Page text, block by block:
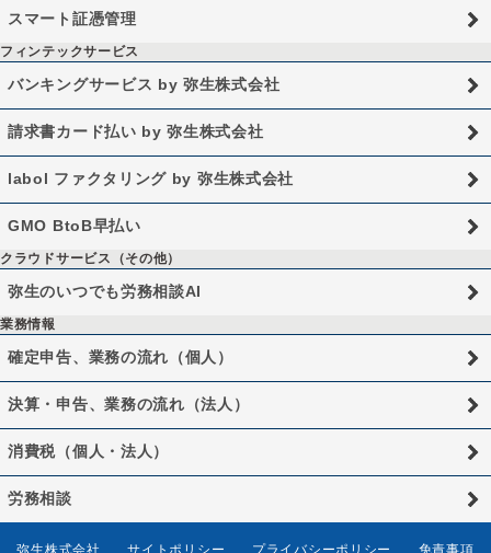
スマート証憑管理
フィンテックサービス
バンキングサービス by 弥生株式会社
請求書カード払い by 弥生株式会社
labol ファクタリング by 弥生株式会社
GMO BtoB早払い
クラウドサービス（その他）
弥生のいつでも労務相談AI
業務情報
確定申告、業務の流れ（個人）
決算・申告、業務の流れ（法人）
消費税（個人・法人）
労務相談